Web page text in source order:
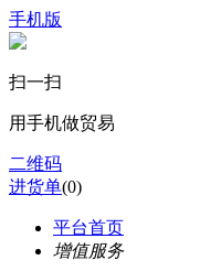
手机版
扫一扫
用手机做贸易
二维码
进货单(0)
平台首页
增值服务